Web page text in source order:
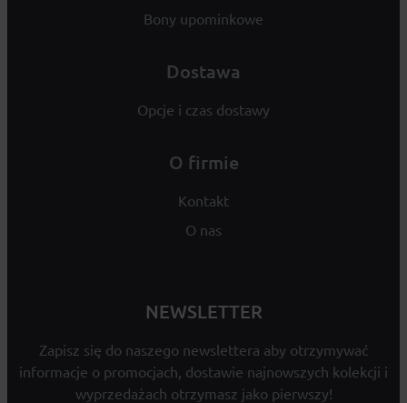
Bony upominkowe
Dostawa
Opcje i czas dostawy
O firmie
Kontakt
O nas
NEWSLETTER
Zapisz się do naszego newslettera aby otrzymywać
informacje o promocjach, dostawie najnowszych kolekcji i
wyprzedażach otrzymasz jako pierwszy!